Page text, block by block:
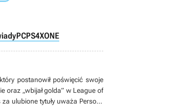
PCPS4XONE
postanowił poświęcić swoje
oraz „wbijał golda” w League of
ulubione tytuły uważa Persony